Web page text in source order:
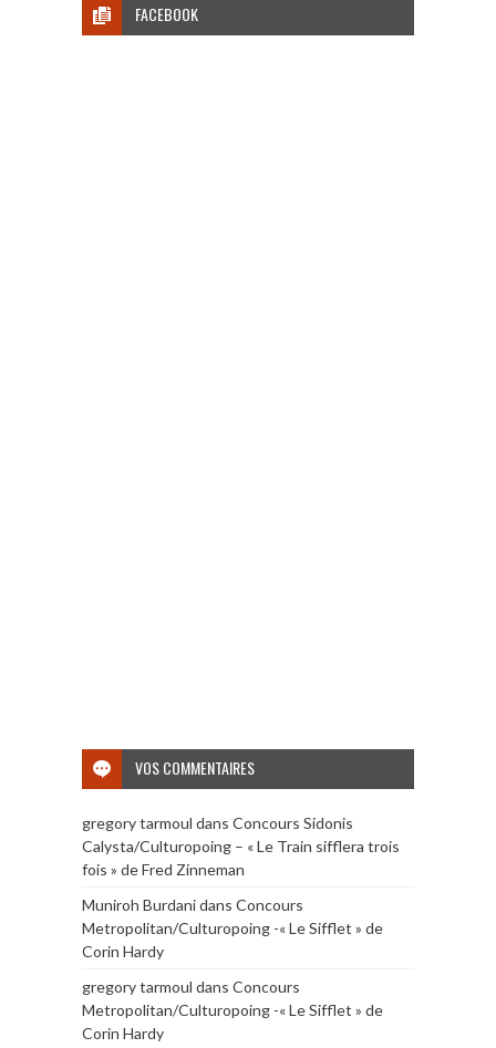
FACEBOOK
VOS COMMENTAIRES
gregory tarmoul dans Concours Sidonis
Calysta/Culturopoing – « Le Train sifflera trois
fois » de Fred Zinneman
Muniroh Burdanidans Concours
Metropolitan/Culturopoing -« Le Sifflet » de
Corin Hardy
gregory tarmoul dans Concours
Metropolitan/Culturopoing -« Le Sifflet » de
Corin Hardy